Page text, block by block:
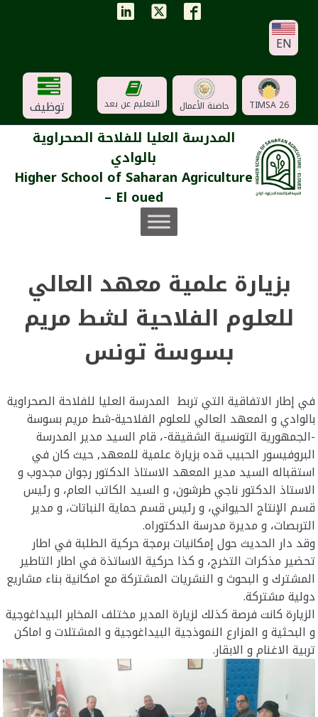
EN
TIMSA 26 حاضنة الأعمال التعليم عن بعد توظيف
المدرسة العليا للفلاحة الصحراوية
بالوادي
Higher School of Saharan Agriculture
– El oued
بزيارة علمية معهد العالي
للعلوم الفلاحية لشط مريم
بسوسة تونس
في إطار الاتفاقية التي تربط المدرسة العليا للفلاحة الصحراوية
بالوادي و المعهد العالي للعلوم الفلاحية-شط مريم بسوسة
-الجمهورية التونسية الشقيقة-، قام السيد مدير المدرسة
البروفيسور الحبيب قده بزيارة علمية للمعهد, حيث كان في
استقباله السيد مدير المعهد الاستاذ الدكتور رجوان مجدوب و
الاستاذ الدكتور ناجي طرشون، و السيد الكاتب العام، و رئيس
قسم الإنتاج الحيواني، و رئيس قسم حماية النباتات، و مدير
التربصات، و مديرة مدرسة الدكتوراه.
وقد دار الحديث حول إمكانيات برمجة حركية الطلبة في اطار
تحضير مذكرات التخرج، و كذا حركية الاساتذة في اطار التاطير
المشترك و البحوث و النشريات المشتركة مع امكانية بناء مشاريع
دولية مشتركة.
الزيارة كانت فرصة كذلك لزيارة المدير مختلف المخابر البيداغوجية
و البحثية و المزارع النموذجية البيداغوجية و المشتلات و اماكن
تربية الاغنام و الابقار.